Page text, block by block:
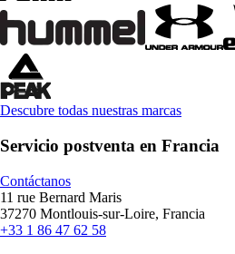
Descubre todas nuestras marcas
Servicio postventa en Francia
Contáctanos
11 rue Bernard Maris
37270 Montlouis-sur-Loire, Francia
+33 1 86 47 62 58